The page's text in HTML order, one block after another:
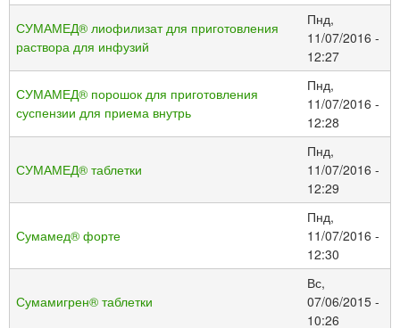
СУМАМЕД® лиофилизат для приготовления
раствора для инфузий
Пнд,
11/07/2016 -
12:27
СУМАМЕД® порошок для приготовления
суспензии для приема внутрь
Пнд,
11/07/2016 -
12:28
СУМАМЕД® таблетки
Пнд,
11/07/2016 -
12:29
Сумамед® форте
Пнд,
11/07/2016 -
12:30
Сумамигрен® таблетки
Вс,
07/06/2015 -
10:26